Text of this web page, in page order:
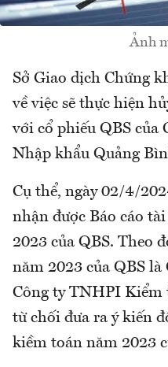
Ảnh
Sở Giao dịch Chứng
về việc sẽ thực hiện
với cổ phiếu QBS của
Nhập khẩu Quảng
Cụ thể, ngày 02/4/
nhận được Báo cáo
2023 của QBS. Theo
năm 2023 của QBS
Công ty TNHPI Kiểm
từ chối đưa ra ý kiến
kiềm toán năm 2023